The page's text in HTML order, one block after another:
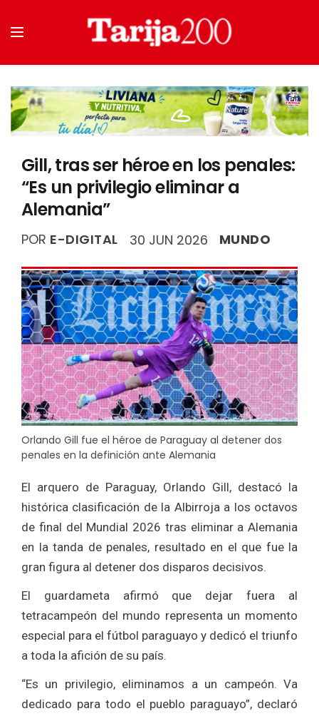
Gill, tras ser héroe en los penales:
“Es un privilegio eliminar a
Alemania”
POR E-DIGITAL 30 JUN 2026 MUNDO
Orlando Gill fue el héroe de Paraguay al detener dos
penales en la definición ante Alemania
El arquero de Paraguay, Orlando Gill, destacó la
histórica clasificación de la Albirroja a los octavos
de final del Mundial 2026 tras eliminar a Alemania
en la tanda de penales, resultado en el que fue la
gran figura al detener dos disparos decisivos.
El guardameta afirmó que dejar fuera al
tetracampeón del mundo representa un momento
especial para el fútbol paraguayo y dedicó el triunfo
a toda la afición de su país.
“Es un privilegio, eliminamos a un campeón. Va
dedicado para todo el pueblo paraguayo”, declaró